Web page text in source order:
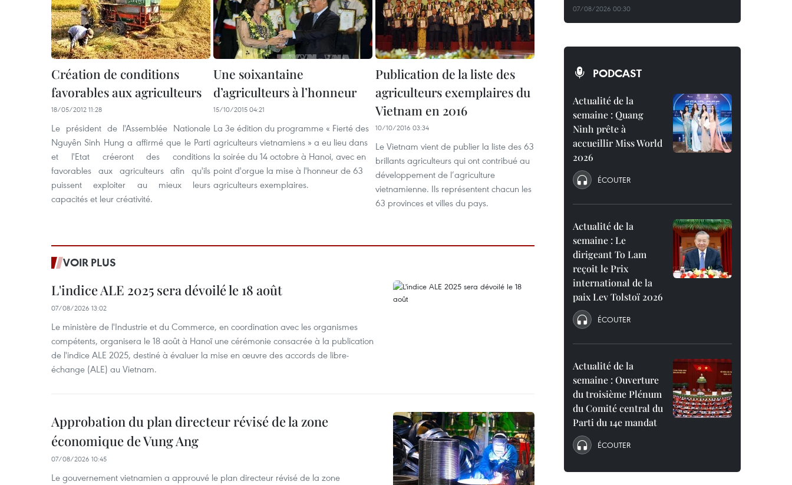
Création de conditions
favorables aux agriculteurs
18/05/2012 11:28
Le président de l'Assemblée Nationale
Nguyên Sinh Hung a affirmé que le Parti
et l'Etat créeront des conditions
favorables aux agriculteurs afin qu'ils
puissent exploiter au mieux leurs
capacités et leur créativité.
Une soixantaine
d’agriculteurs à l’honneur
15/10/2015 04:21
La 3e édition du programme « Fierté des
agriculteurs vietnamiens » a eu lieu dans
la soirée du 14 octobre à Hanoi, avec en
point d'orgue la mise à l'honneur de 63
agriculteurs exemplaires.
Publication de la liste des
agriculteurs exemplaires du
Vietnam en 2016
10/10/2016 03:34
Le Vietnam vient de publier la liste des 63
brillants agriculteurs qui ont contribué au
développement de l’agriculture
vietnamienne. Ils représentent chacun les
63 provinces et villes du pays.
VOIR PLUS
L'indice ALE 2025 sera dévoilé le 18 août
07/08/2026 13:02
Le ministère de l'Industrie et du Commerce, en coordination avec les organismes
compétents, organisera le 18 août à Hanoï une cérémonie consacrée à la publication
de l'indice ALE 2025, destiné à évaluer la mise en œuvre des accords de libre-
échange (ALE) au Vietnam.
Approbation du plan directeur révisé de la zone
économique de Vung Ang
07/08/2026 10:45
Le gouvernement vietnamien a approuvé le plan directeur révisé de la zone
07/08/2026 00:30
PODCAST
Actualité de la
semaine : Quang
Ninh prête à
accueillir Miss World
2026
ÉCOUTER
Actualité de la
semaine : Le
dirigeant To Lam
reçoit le Prix
international de la
paix Lev Tolstoï 2026
ÉCOUTER
Actualité de la
semaine : Ouverture
du troisième Plénum
du Comité central du
Parti du 14e mandat
ÉCOUTER